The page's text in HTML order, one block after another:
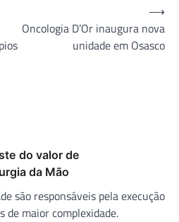
Oncologia D’Or inaugura nova
unidade em Osasco
⟶
do valor de
da Mão
são responsáveis pela execução
de maior complexidade.